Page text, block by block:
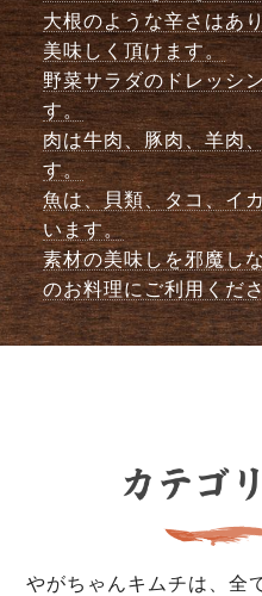
大根のような辛さはあ
美味しく頂けます。
野菜サラダのドレッシ
す。
肉は牛肉、豚肉、羊肉
す。
魚は、貝類、タコ、イ
います。
素材の美味しを邪魔し
のお料理にご利用くだ
やがちゃんキムチは、全